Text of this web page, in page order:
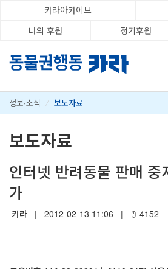
카라아카이브
나의 후원
정기후원
정보·소식 / 보도자료
보도자료
인터넷 반려동물 판매 중
가
카라 | 2012-02-13 11:06 | 4152